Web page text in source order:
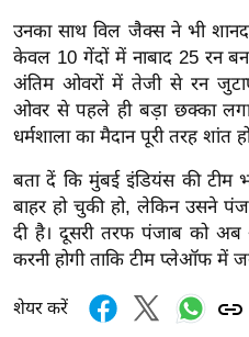
ज
ब्री
फ
म
नो
रं
ज
न
ज
त
उनका साथ विल जैक्स ने भी
केवल 10 गेंदों में नाबाद 25 रन
अंतिम ओवरों में तेजी से रन
ओवर से पहले ही बड़ा छक्का
धर्मशाला का मैदान पूरी तरह शांत
बता दें कि मुंबई इंडियंस की
बाहर हो चुकी हो, लेकिन उसने
दी है। दूसरी तरफ पंजाब को
करनी होगी ताकि टीम प्लेऑफ में
शेयर करें